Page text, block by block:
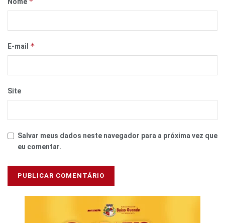
E-mail *
Site
Salvar meus dados neste navegador para a próxima vez que
eu comentar.